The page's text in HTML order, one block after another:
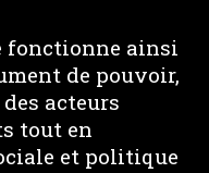
fonctionne ainsi
de pouvoir,
acteurs
tout en
et politique